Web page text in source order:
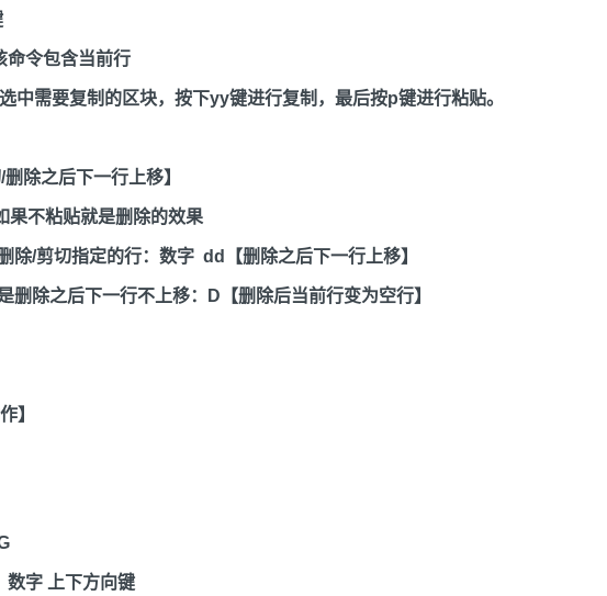
令包含当前行
中需要复制的区块，按下yy键进行复制，最后按p键进行粘贴。
除之后下一行上移】
果不粘贴就是删除的效果
除/剪切指定的行：数字 dd【删除之后下一行上移】
删除之后下一行不上移：D【删除后当前行变为空行】
】
数字 上下方向键